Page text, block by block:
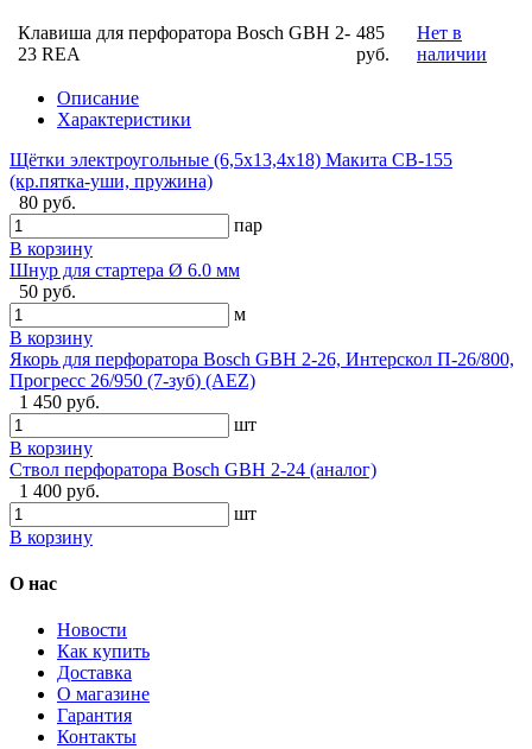
Клавиша для перфоратора Bosch GBH 2-
23 REA
485
руб.
Нет в
наличии
Описание
Характеристики
Щётки электроугольные (6,5х13,4х18) Макита CB-155
(кр.пятка-уши, пружина)
80 руб.
пар
В корзину
Шнур для стартера Ø 6.0 мм
50 руб.
м
В корзину
Якорь для перфоратора Bosch GBH 2-26, Интерскол П-26/800,
Прогресс 26/950 (7-зуб) (AEZ)
1 450 руб.
шт
В корзину
Ствол перфоратора Bosch GBH 2-24 (аналог)
1 400 руб.
шт
В корзину
О нас
Новости
Как купить
Доставка
О магазине
Гарантия
Контакты